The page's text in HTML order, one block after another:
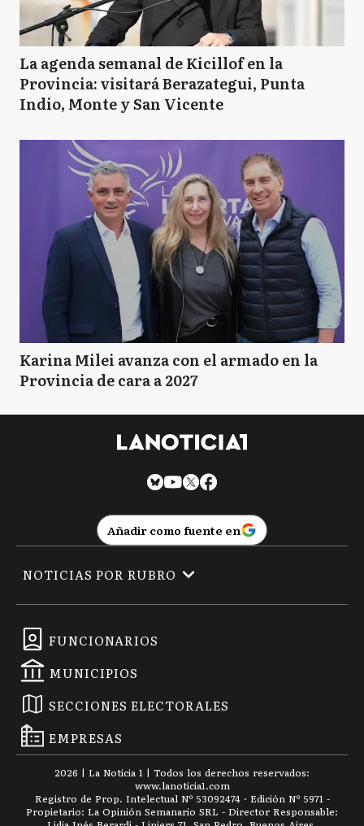
La agenda semanal de Kicillof en la
Provincia: visitará Berazategui, Punta
Indio, Monte y San Vicente
Karina Milei avanza con el armado en la
Provincia de cara a 2027
Añadir como fuente en
FUNCIONARIOS
MUNICIPIOS
SECCIONES ELECTORALES
EMPRESAS
NOTICIAS POR RUBRO
2026 | La Noticia 1 | Todos los derechos reservados:
www.lanoticia1.com
Registro de Prop. Intelectual Nº 53092474 · Edición Nº 5971 -
Propietario: La Opinión Semanario SRL - Director Responsable: